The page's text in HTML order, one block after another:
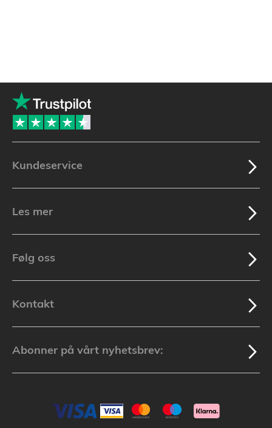
Kundeservice
Les mer
Følg oss
Kontakt
Abonner på vårt nyhetsbrev: